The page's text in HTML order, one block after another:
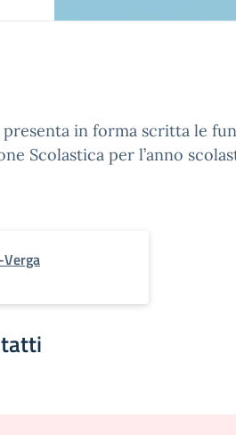
in forma scritta le
Scolastica per l’anno